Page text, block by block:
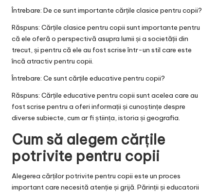
Întrebare: De ce sunt importante cărțile clasice pentru copii?
Răspuns: Cărțile clasice pentru copii sunt importante pentru
că ele oferă o perspectivă asupra lumii și a societății din
trecut, și pentru că ele au fost scrise într-un stil care este
încă atractiv pentru copii.
Întrebare: Ce sunt cărțile educative pentru copii?
Răspuns: Cărțile educative pentru copii sunt acelea care au
fost scrise pentru a oferi informații și cunoștințe despre
diverse subiecte, cum ar fi știința, istoria și geografia.
Cum să alegem cărțile
potrivite pentru copii
Alegerea cărților potrivite pentru copii este un proces
important care necesită atenție și grijă. Părinții și educatorii